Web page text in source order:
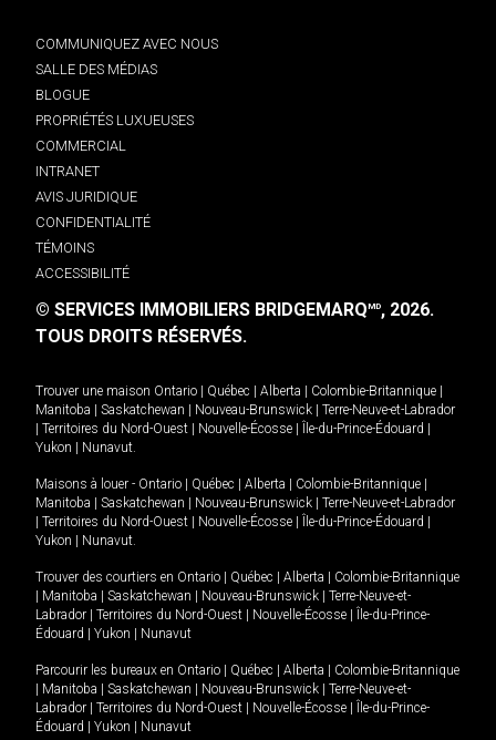
COMMUNIQUEZ AVEC NOUS
SALLE DES MÉDIAS
BLOGUE
PROPRIÉTÉS LUXUEUSES
COMMERCIAL
INTRANET
AVIS JURIDIQUE
CONFIDENTIALITÉ
TÉMOINS
ACCESSIBILITÉ
© SERVICES IMMOBILIERS BRIDGEMARQMD, 2026.
TOUS DROITS RÉSERVÉS.
Trouver une maison Ontario Québec Alberta Colombie-Britannique
Manitoba
Saskatchewan Nouveau-Brunswick
Terre-Neuve-et-Labrador
Territoires du Nord-Ouest Nouvelle-Écosse Île-du-Prince-Édouard
Yukon
Nunavut.
Maisons à louer - Ontario Québec Alberta Colombie-Britannique
Manitoba
Saskatchewan Nouveau-Brunswick
Terre-Neuve-et-Labrador
Territoires du Nord-Ouest Nouvelle-Écosse Île-du-Prince-Édouard
Yukon
Nunavut.
Trouver des courtiers en Ontario Québec Alberta
Colombie-Britannique
Manitoba Saskatchewan Nouveau-Brunswick
Terre-Neuve-et-
Labrador
Territoires du Nord-Ouest Nouvelle-Écosse
Île-du-Prince-
Édouard
Yukon Nunavut
Parcourir les bureaux en Ontario Québec Alberta
Colombie-Britannique
Manitoba Saskatchewan Nouveau-Brunswick
Terre-Neuve-et-
Labrador
Territoires du Nord-Ouest Nouvelle-Écosse
Île-du-Prince-
Édouard
Yukon Nunavut